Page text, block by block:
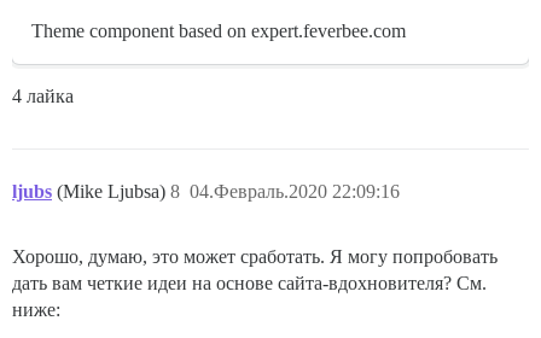
Theme component based on expert.feverbee.com
4 лайка
ljubs (Mike Ljubsa) 04.Февраль.2020 22:09:16
8
Хорошо, думаю, это может сработать. Я могу попробовать
дать вам четкие идеи на основе сайта-вдохновителя? См.
ниже: